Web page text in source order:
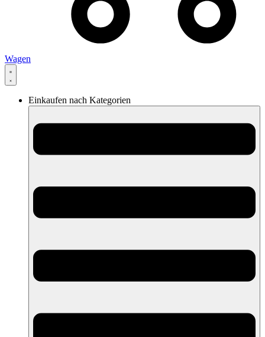
Wagen
Einkaufen nach Kategorien